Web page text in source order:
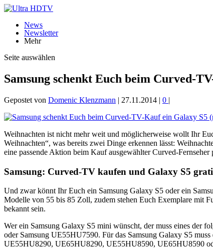
News
Newsletter
Mehr
Seite auswählen
Samsung schenkt Euch beim Curved-
Gepostet von Domenic Klenzmann | 27.11.2014 | 0 |
Weihnachten ist nicht mehr weit und möglicherweise wollt Ihr
Weihnachten“, was bereits zwei Dinge erkennen lässt:
eine passende Aktion beim Kauf ausgewählter Curved-Fernseher
Samsung: Curved-TV kaufen und Galaxy S5
Und zwar könnt Ihr Euch ein Samsung Galaxy S5 oder ein
Modelle von 55 bis 85 Zoll, zudem stehen Euch Exemplare mit
bekannt sein.
Wer ein Samsung Galaxy S5 mini wünscht, der muss eines der
oder Samsung UE55HU7590. Für das Samsung Galaxy S5
UE55HU8290, UE65HU8290, UE55HU8590, UE65HU8590